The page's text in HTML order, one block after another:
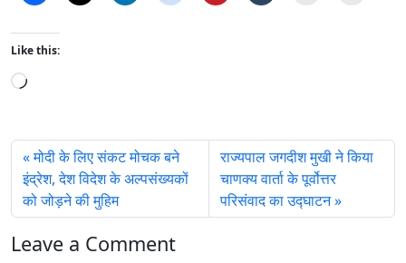
Like this:
L
d
i
n
g
मोदी के लिए संकट मोचक बने
इंद्रेश, देश विदेश के अल्पसंख्यकों
को जोड़ने की मुहिम
राज्यपाल जगदीश मुखी ने किया
चाणक्य वार्ता के पूर्वोत्तर
परिसंवाद का उद्घाटन
Leave a Comment